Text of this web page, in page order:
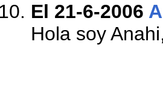
El 21-6-2006
Hola soy